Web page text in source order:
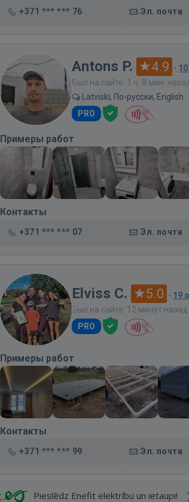
+371 *** *** 76 Эл. почта
Antons P. 4.9 ·
Был на сайте: 1 ч. 8 мин.
Latviski, По-русски, English
PRO
Примеры работ
Контакты
+371 *** *** 07 Эл. почта
Elviss C. 5.0 · 19
Был на сайте: 12 минут назад
PRO
Примеры работ
Контакты
+371 *** *** 99 Эл. почта
Pieslēdz Enefit elektrību un ietaupi!